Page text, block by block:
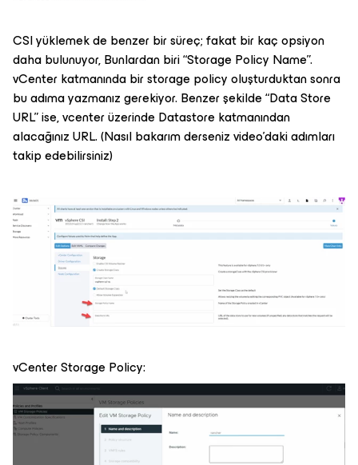
CSI yüklemek de benzer bir süreç; fakat bir kaç opsiyon
daha bulunuyor, Bunlardan biri “Storage Policy Name”.
vCenter katmanında bir storage policy oluşturduktan sonra
bu adıma yazmanız gerekiyor. Benzer şekilde “Data Store
URL” ise, vcenter üzerinde Datastore katmanından
alacağınız URL. (Nasıl bakarım derseniz video’daki adımları
takip edebilirsiniz)
vCenter Storage Policy: